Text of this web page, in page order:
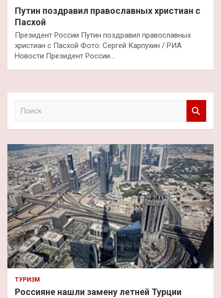
Путин поздравил православных христиан с
Пасхой
Президент России Путин поздравил православных
христиан с Пасхой Фото: Сергей Карпухин / РИА
Новости Президент России…
к
ТУРИЗМ
Россияне нашли замену летней Турции